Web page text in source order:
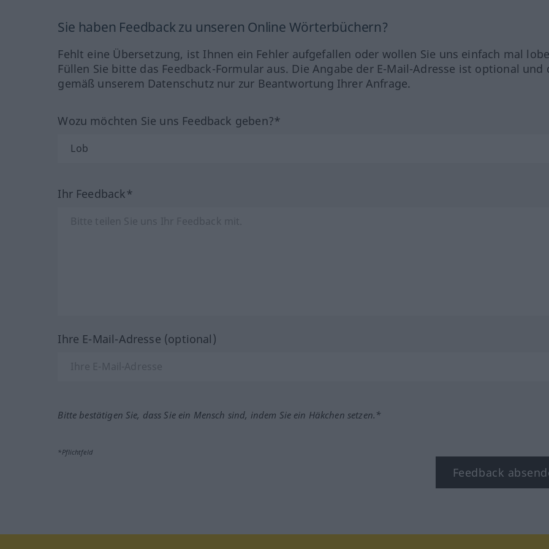
Sie haben Feedback zu unseren Online Wörterbüchern?
Fehlt eine Übersetzung, ist Ihnen ein Fehler aufgefallen oder wollen Sie uns einfach mal
Füllen Sie bitte das Feedback-Formular aus. Die Angabe der E-Mail-Adresse ist optional und
gemäß unserem Datenschutz nur zur Beantwortung Ihrer Anfrage.
Wozu möchten Sie uns Feedback geben?*
Ihr Feedback*
Ihre E-Mail-Adresse (optional)
Bitte bestätigen Sie, dass Sie ein Mensch sind, indem Sie ein Häkchen setzen.*
*Pflichtfeld
Feedback